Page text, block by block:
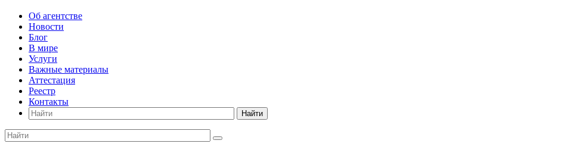
Об агентстве
Новости
Блог
В мире
Услуги
Важные материалы
Аттестация
Реестр
Контакты
Найти